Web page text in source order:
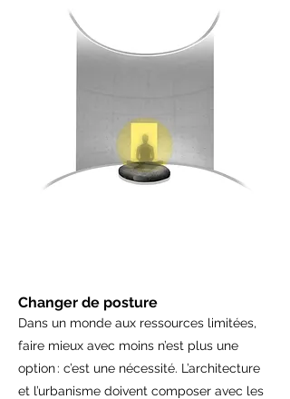
Changer de posture
Dans un monde aux ressources limitées,
faire mieux avec moins n’est plus une
option : c’est une nécessité. L’architecture
et l’urbanisme doivent composer avec les